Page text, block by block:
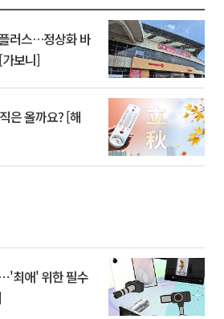
러스…정상화 바
가보니]
은 올까요? [해
최애' 위한 필수